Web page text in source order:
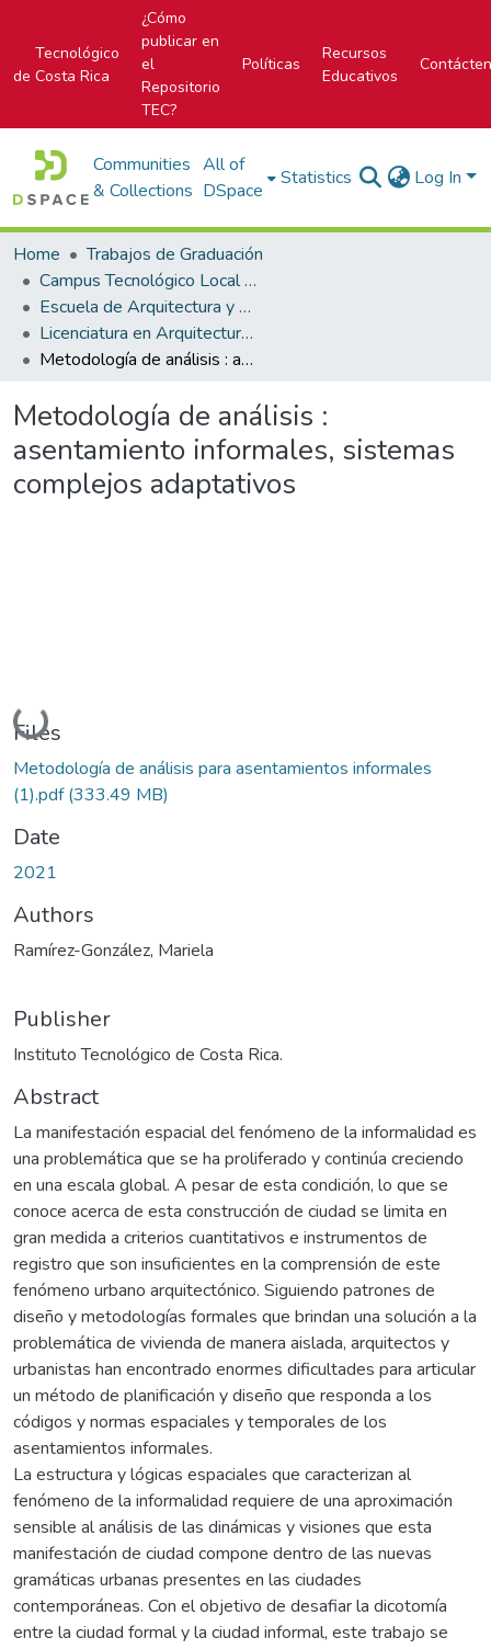
Tecnológico
de Costa Rica
¿Cómo
publicar en
el
Repositorio
TEC?
Políticas
Recursos
Educativos
Communities
& Collections
All of
DSpace
Statistics Log In
Home
Trabajos de Graduación
Campus Tecnológico Local San José
Escuela de Arquitectura y Urbanismo
Licenciatura en Arquitectura y Urbanismo
Metodología de análisis : asentamiento informales, sistemas complejos adaptativos
Metodología de análisis :
asentamiento informales, sistemas
complejos adaptativos
Loading...
Files
Metodología de análisis para asentamientos informales
(1).pdf(333.49 MB)
Date
2021
Authors
Ramírez-González, Mariela
Publisher
Instituto Tecnológico de Costa Rica.
Abstract
La manifestación espacial del fenómeno de la informalidad es
una problemática que se ha proliferado y continúa creciendo
en una escala global. A pesar de esta condición, lo que se
conoce acerca de esta construcción de ciudad se limita en
gran medida a criterios cuantitativos e instrumentos de
registro que son insuficientes en la comprensión de este
fenómeno urbano arquitectónico. Siguiendo patrones de
diseño y metodologías formales que brindan una solución a la
problemática de vivienda de manera aislada, arquitectos y
urbanistas han encontrado enormes dificultades para articular
un método de planificación y diseño que responda a los
códigos y normas espaciales y temporales de los
asentamientos informales.
La estructura y lógicas espaciales que caracterizan al
fenómeno de la informalidad requiere de una aproximación
sensible al análisis de las dinámicas y visiones que esta
manifestación de ciudad compone dentro de las nuevas
gramáticas urbanas presentes en las ciudades
contemporáneas. Con el objetivo de desafiar la dicotomía
entre la ciudad formal y la ciudad informal, este trabajo se